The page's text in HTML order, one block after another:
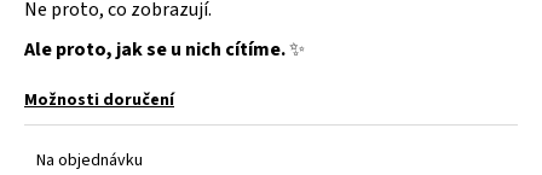
Ne proto, co zobrazují.
Ale proto, jak se u nich cítíme.✨
Možnosti doručení
Na objednávku
e
m
e